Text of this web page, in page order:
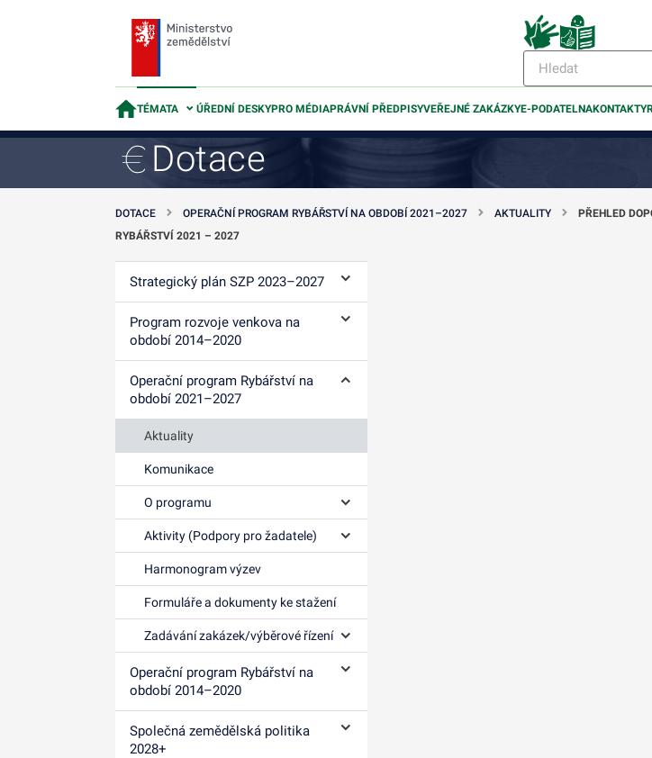
TÉMATA ÚŘEDNÍ DESKYPRO MÉDIAPRÁVNÍ PŘEDPISYVEŘEJNÉ ZAKÁZKYE-PODATELNAKONTAKTY
Dotace
DOTACE OPERAČNÍ PROGRAM RYBÁŘSTVÍ NA OBDOBÍ 2021–2027 AKTUALITY
PŘEHLED
RYBÁŘSTVÍ 2021 – 2027
Strategický plán SZP 2023–⁠2027
Program rozvoje venkova na
období 2014–⁠2020
Operační program Rybářství na
období 2021–2027
Aktuality
Komunikace
O programu
Aktivity (Podpory pro žadatele)
Harmonogram výzev
Formuláře a dokumenty ke stažení
Zadávání zakázek/výběrové řízení
Operační program Rybářství na
období 2014–⁠2020
Společná zemědělská politika
2028+